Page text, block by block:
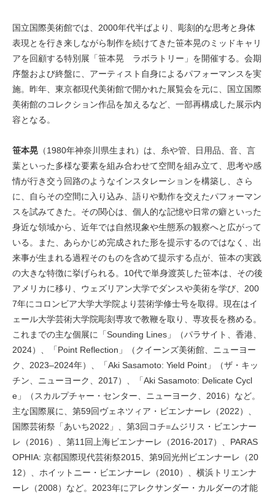
国立国際美術館では、2000年代半ばより、彫刻的な思考と身体
表現とを行き来しながら制作を続けてきた笹本晃のミッドキャリ
アを回顧する特別展「笹本晃 ラボラトリー」を開催する。会期
序盤および終盤に、アーティスト自身によるパフォーマンスを実
施。昨年、東京都現代美術館で開かれた展覧会を元に、国立国際
美術館のコレクション作品を加えるなど、一部再構成した展示内
容となる。
笹本晃 （1980年神奈川県生まれ）は、糸や管、日用品、音、言
葉といった多様な要素を組み合わせて空間を組み立て、思考や感
情が行き交う回路のようなインスタレーションを構築し、さら
に、自らその空間に入り込み、語りや動作を交えたパフォーマン
スを試みてきた。その関心は、個人的な記憶や日常の癖といった
身近な領域から、近年では自然現象や生態系の観察へと広がって
いる。また、あらかじめ完成された形を提示するのではなく、出
来事が生まれる過程そのものを含めて提示する点が、笹本の実践
の大きな特徴に挙げられる。10代で単身渡英した笹本は、その後
アメリカに移り、ウェズリアン大学でダンスや美術を学び、200
7年にコロンビア大学大学院より芸術学修士号を取得。現在はイ
ェール大学芸術大学院彫刻専攻で教鞭を取り、専攻長を務める。
これまでの主な個展に「Sounding Lines」（パラサイト、香港、
2024）、「Point Reflection」（クイーンズ美術館、ニューヨー
ク、2023–2024年）、「Aki Sasamoto: Yield Point」（ザ・キッ
チン、ニューヨーク、2017）、「Aki Sasamoto: Delicate Cycl
e」（スカルプチャー・センター、ニューヨーク、2016）など。
主な国際展に、第59回ヴェネツィア・ビエンナーレ（2022）、
国際芸術祭「あいち2022」、第3回コチ=ムジリス・ビエンナー
レ（2016）、第11回上海ビエンナーレ（2016-2017）、PARAS
OPHIA: 京都国際現代芸術祭2015、第9回光州ビエンナーレ（20
12）、ホイットニー・ビエンナーレ（2010）、横浜トリエンナ
ーレ（2008）など。2023年にアレクサンダー・カルダーの才能